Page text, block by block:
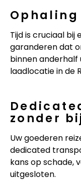
Ophaling
Tijd is cruciaal bij
garanderen dat
binnen anderhalf
laadlocatie in de
zonder
Uw goederen
dedicated
kans op schade,
uitgesloten.